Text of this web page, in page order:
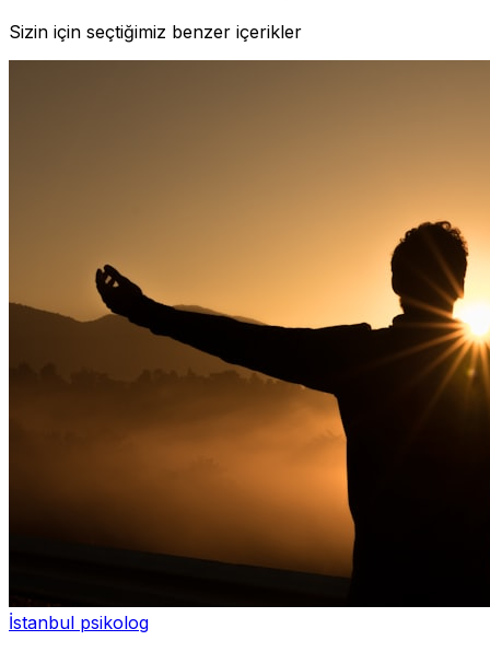
Sizin için seçtiğimiz benzer içerikler
İstanbul psikolog